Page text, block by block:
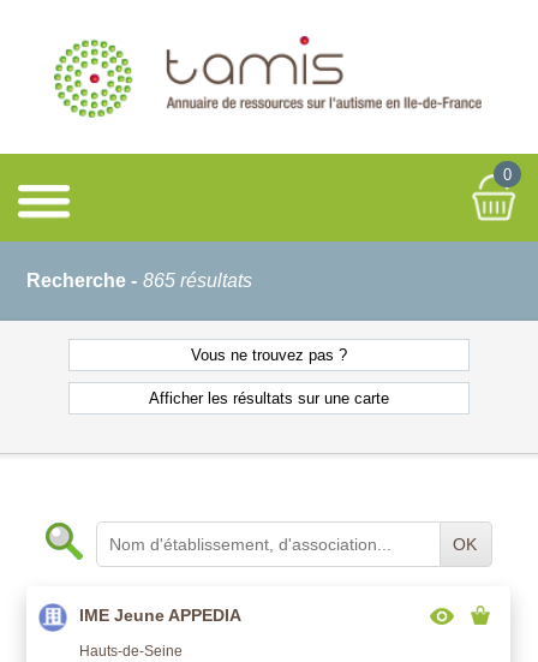
0
Recherche - 865 résultats
Vous ne trouvez pas ?
Afficher les résultats sur une carte
OK
IME Jeune APPEDIA
Hauts-de-Seine